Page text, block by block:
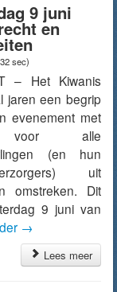
9 juni
en
sec)
– Het Kiwanis
jaren een begrip
evenement met
voor alle
(en hun
verzorgers) uit
omstreken. Dit
9 juni van
→
Lees meer